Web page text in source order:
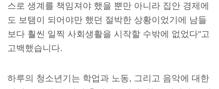
스로 생계를 책임져야 했을 뿐만 아니라 집안 경제에
도 보탬이 되어야만 했던 절박한 상황이었기에 남들
보다 훨씬 일찍 사회생활을 시작할 수밖에 없었다"고
고백했습니다.
하루의 청소년기는 학업과 노동, 그리고 음악에 대한